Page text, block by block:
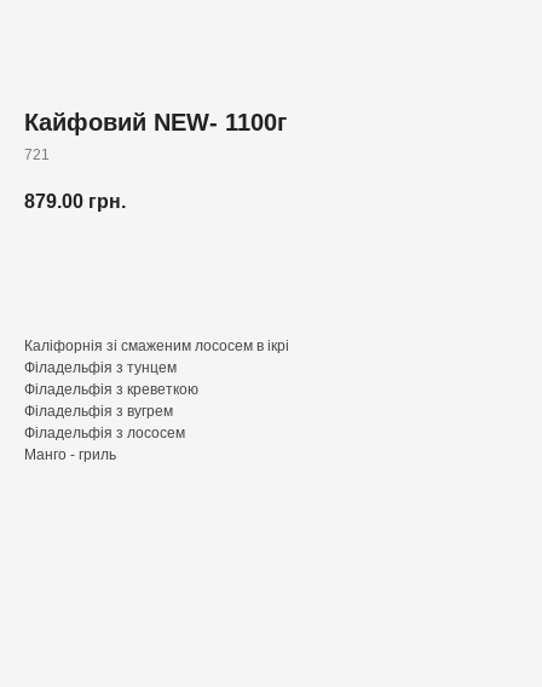
Кайфовий NEW- 1100г
721
879.00 грн.
Каліфорнія зі смаженим лососем в ікрі
Філадельфія з тунцем
Філадельфія з креветкою
Філадельфія з вугрем
Філадельфія з лососем
Манго - гриль